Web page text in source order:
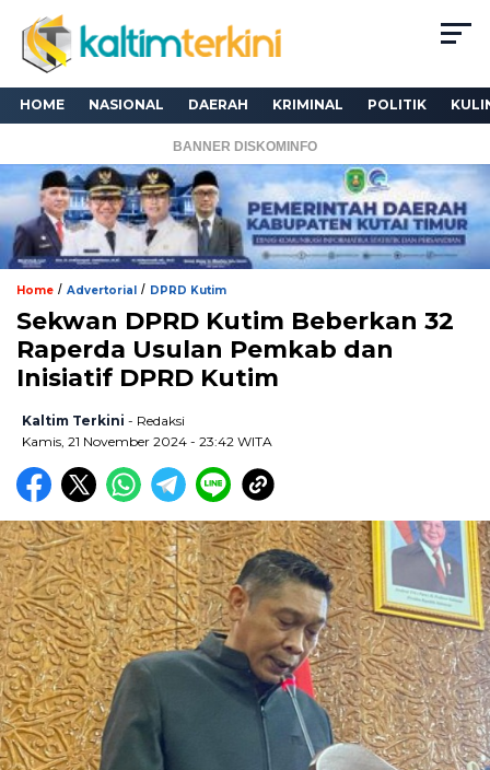
HOME NASIONAL DAERAH KRIMINAL POLITIK
BANNER DISKOMINFO
Home / Advertorial / DPRD Kutim
Sekwan DPRD Kutim Beberkan 32
Raperda Usulan Pemkab dan
Inisiatif DPRD Kutim
Kaltim Terkini - Redaksi
Kamis, 21 November 2024 - 23:42 WITA